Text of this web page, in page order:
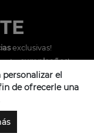
exclusivas!
tucumpleaños!
el
de ofrecerle una